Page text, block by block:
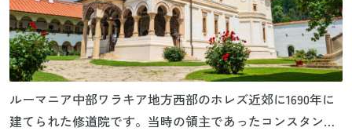
ルーマニア中部ワラキア地方西部のホレズ近郊に1690年に
建てられた修道院です。当時の領主であったコンスタンテ